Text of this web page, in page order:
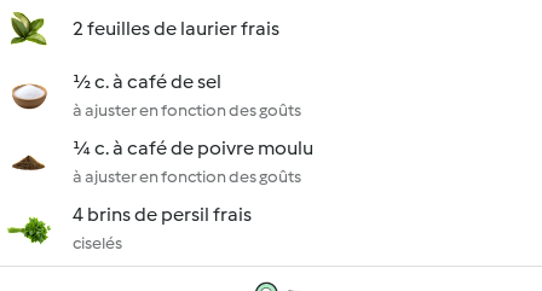
2 feuilles de laurier frais
½ c. à café de sel
à ajuster en fonction des goûts
¼ c. à café de poivre moulu
à ajuster en fonction des goûts
4 brins de persil frais
ciselés